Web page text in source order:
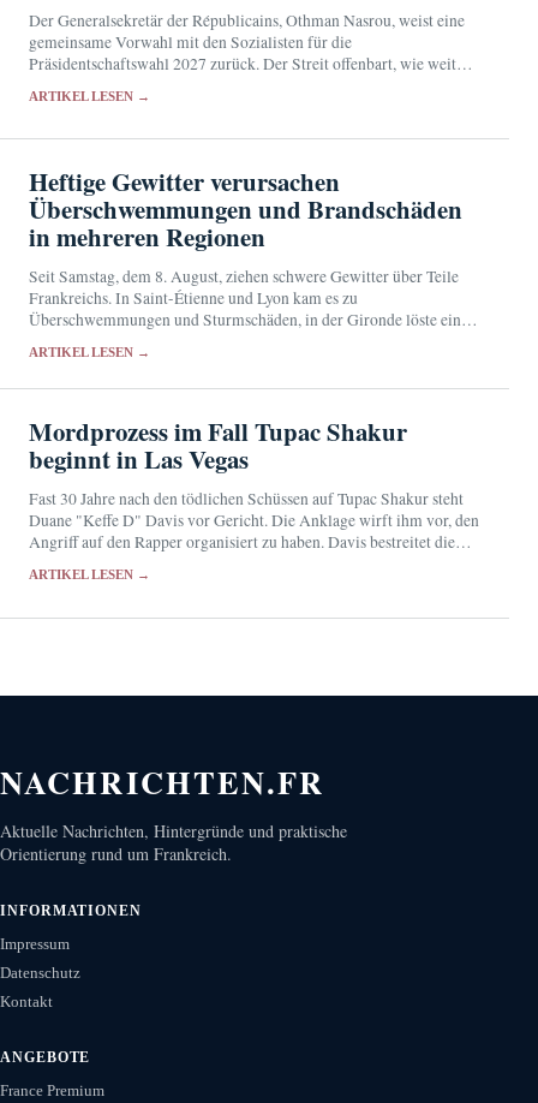
Der Generalsekretär der Républicains, Othman Nasrou, weist eine
gemeinsame Vorwahl mit den Sozialisten für die
Präsidentschaftswahl 2027 zurück. Der Streit offenbart, wie weit
gemeinsamen Kandidaten entfernt…
ARTIKEL LESEN →
Heftige Gewitter verursachen
Überschwemmungen und Brandschäden
in mehreren Regionen
Seit Samstag, dem 8. August, ziehen schwere Gewitter über Teile
Frankreichs. In Saint-Étienne und Lyon kam es zu
Überschwemmungen und Sturmschäden, in der Gironde löste ein
ARTIKEL LESEN →
Mordprozess im Fall Tupac Shakur
beginnt in Las Vegas
Fast 30 Jahre nach den tödlichen Schüssen auf Tupac Shakur steht
Duane "Keffe D" Davis vor Gericht. Die Anklage wirft ihm vor, den
Angriff auf den Rapper organisiert zu haben. Davis bestreitet die
ARTIKEL LESEN →
NACHRICHTEN.FR
Aktuelle Nachrichten, Hintergründe und praktische
Orientierung rund um Frankreich.
INFORMATIONEN
Impressum
Datenschutz
Kontakt
ANGEBOTE
France Premium